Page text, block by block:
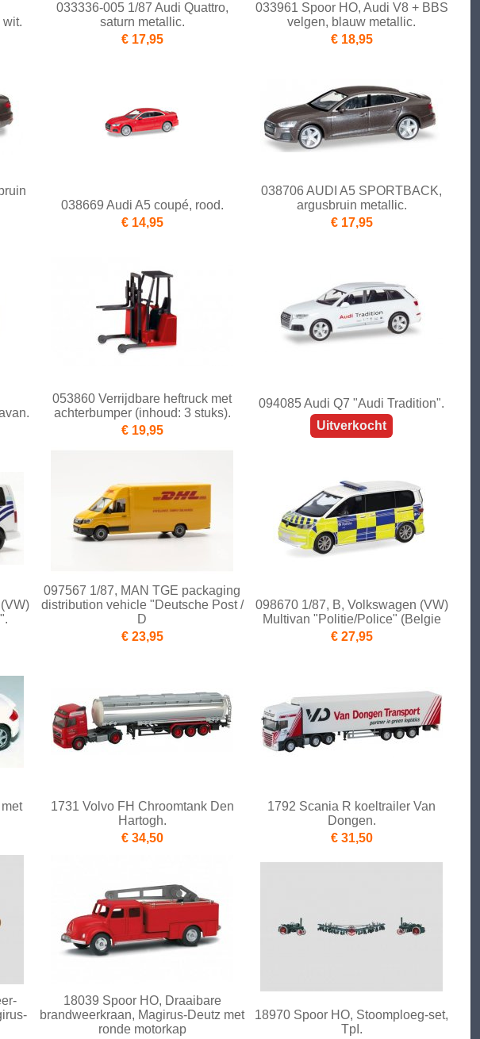
wit.
033336-005 1/87 Audi Quattro,
saturn metallic.
€ 17,95
033961 Spoor HO, Audi V8 + BBS
velgen, blauw metallic.
€ 18,95
038669 Audi A5 coupé, rood.
€ 14,95
038706 AUDI A5 SPORTBACK,
argusbruin metallic.
€ 17,95
053860 Verrijdbare heftruck met
achterbumper (inhoud: 3 stuks).
€ 19,95
094085 Audi Q7 "Audi Tradition".
Uitverkocht
097567 1/87, MAN TGE packaging
distribution vehicle "Deutsche Post /
D
€ 23,95
098670 1/87, B, Volkswagen (VW)
Multivan "Politie/Police" (Belgie
€ 27,95
1731 Volvo FH Chroomtank Den
Hartogh.
€ 34,50
1792 Scania R koeltrailer Van
Dongen.
€ 31,50
18039 Spoor HO, Draaibare
brandweerkraan, Magirus-Deutz met
ronde motorkap
18970 Spoor HO, Stoomploeg-set,
TpI.